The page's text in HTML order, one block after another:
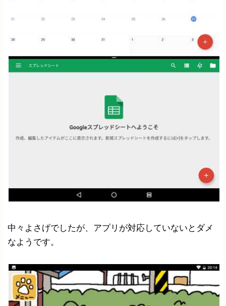
中々よさげでしたが、アプリが対応していないとダメ
なようです。